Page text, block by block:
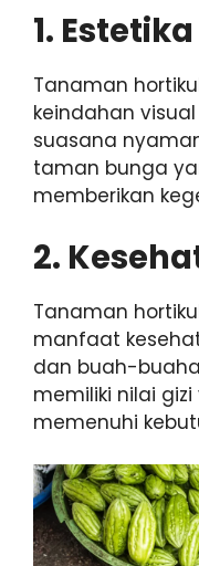
1. Estetika
Tanaman
keindahan
suasana
taman bunga
memberikan
2.
Tanaman
manfaat
dan buah-
memiliki nilai
memenuhi